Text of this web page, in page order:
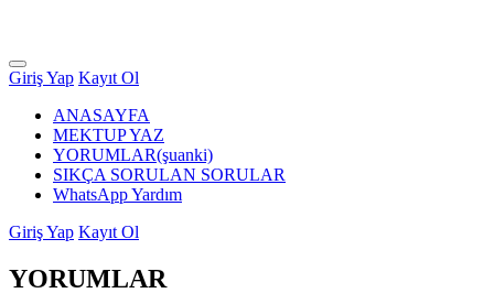
Giriş Yap Kayıt Ol
ANASAYFA
MEKTUP YAZ
YORUMLAR(şuanki)
SIKÇA SORULAN SORULAR
WhatsApp Yardım
Giriş Yap Kayıt Ol
YORUMLAR